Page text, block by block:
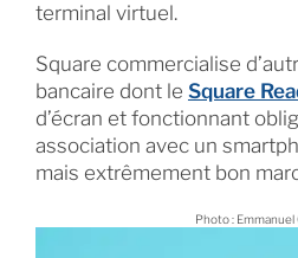
terminal virtuel.
Square commercialise
bancaire dont le Square
d’écran et fonctionnant
association avec un
mais extrêmement bon
Photo : Emmanuel